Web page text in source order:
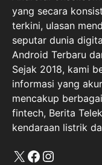
yang secara
terkini, ulasan
seputar dunia
Android Terbaru
Sejak 2018, kami
informasi yang
mencakup
fintech, Berita
kendaraan listrik
X Facebook
Instagram